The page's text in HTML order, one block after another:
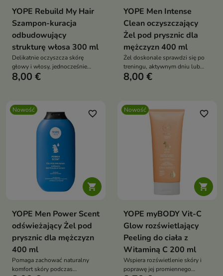
YOPE Rebuild My Hair
Szampon-kuracja
odbudowujący
strukturę włosa 300 ml
Delikatnie oczyszcza skórę
głowy i włosy, jednocześnie
dostarczając składników
8,00 €
YOPE Men Intense
Clean oczyszczający
Żel pod prysznic dla
mężczyzn 400 ml
Żel doskonale sprawdzi się po
treningu, aktywnym dniu lub
jako element codziennej rutyny
8,00 €
Nowość

favorite_border
YOPE Men Power Scent
odświeżający Żel pod
prysznic dla mężczyzn
400 ml
Pomaga zachować naturalny
komfort skóry podczas
Nowość

favorite_border
YOPE myBODY Vit-C
Glow rozświetlający
Peeling do ciała z
Witaminą C 200 ml
Wspiera rozświetlenie skóry i
poprawę jej promiennego